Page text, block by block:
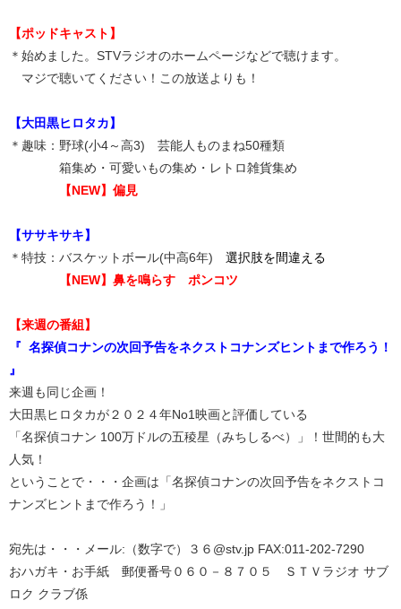
【ポッドキャスト】
＊始めました。STVラジオのホームページなどで聴けます。
マジで聴いてください！この放送よりも！
【大田黒ヒロタカ】
＊趣味：野球(小4～高3) 芸能人ものまね50種類
箱集め・可愛いもの集め・レトロ雑貨集め
【NEW】偏見
【ササキサキ】
＊特技：バスケットボール(中高6年) 選択肢を間違える
【NEW】 鼻を鳴らす ポンコツ
【来週の番組】
『 名探偵コナンの次回予告をネクストコナンズヒントまで作ろう！
』
来週も同じ企画！
大田黒ヒロタカが２０２４年No1映画と評価している
「名探偵コナン 100万ドルの五稜星（みちしるべ）」！世間的も大
人気！
ということで・・・企画は「名探偵コナンの次回予告をネクストコ
ナンズヒントまで作ろう！」
宛先は・・・メール:（数字で）３６@stv.jp FAX:011-202-7290
おハガキ・お手紙 郵便番号０６０－８７０５ ＳＴＶラジオ サブ
ロク クラブ係